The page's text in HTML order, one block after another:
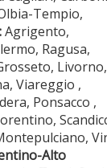
Tempio,
Agrigento,
Ragusa,
Livorno,
Viareggio ,
Ponsacco ,
Alto